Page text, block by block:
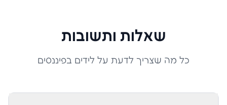
שאלות ותשובות
כל מה שצריך לדעת על לידים בפיננסים